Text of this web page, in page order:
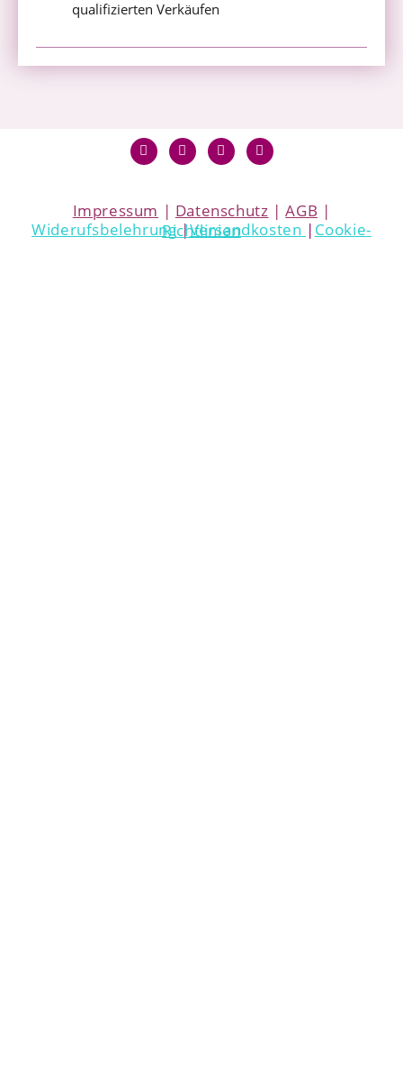
qualifizierten Verkäufen
Impressum | Datenschutz |AGB |
Widerufsbelehrung|Versandkosten |
Cookie-Richtlinien